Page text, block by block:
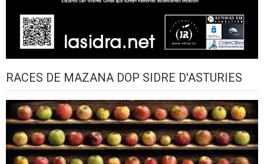
RACES DE MAZANA DOP SIDRE D'ASTURIES